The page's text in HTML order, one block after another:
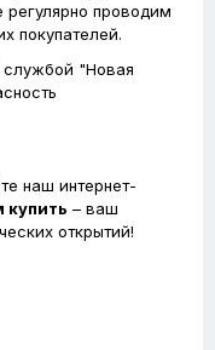
регулярно проводим
покупателей.
службой "Новая
наш интернет-
купить – ваш
открытий!